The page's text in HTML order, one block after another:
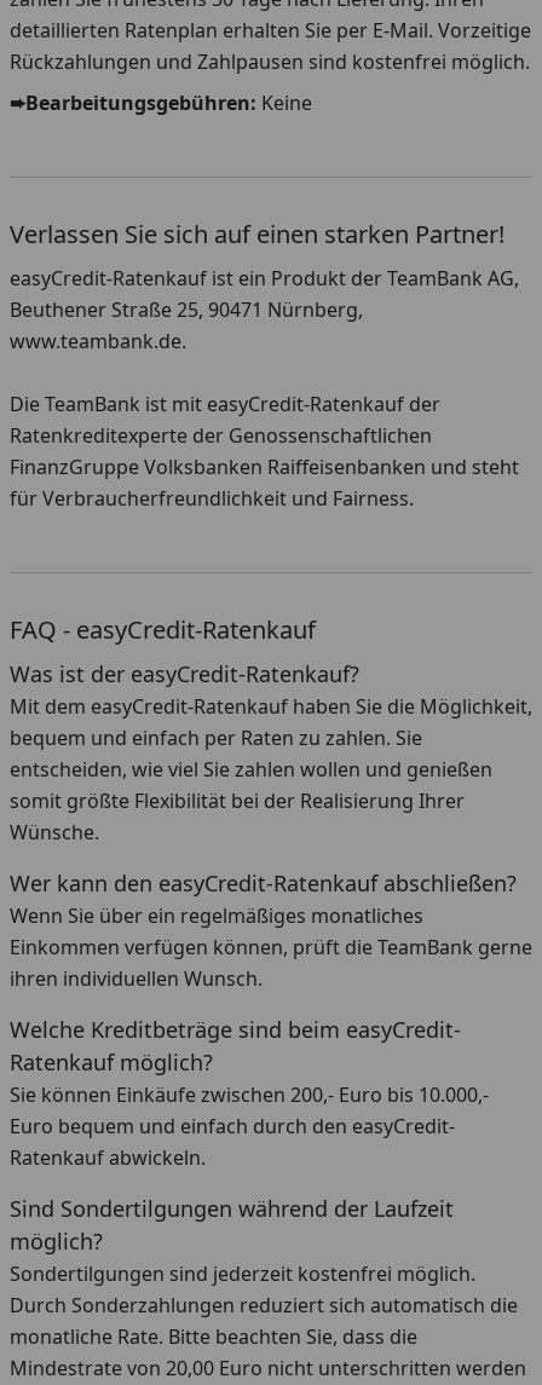
detaillierten Ratenplan erhalten Sie per E-Mail. Vorzeitige
Rückzahlungen und Zahlpausen sind kostenfrei möglich.
➨Bearbeitungsgebühren: Keine
Verlassen Sie sich auf einen starken Partner!
easyCredit-Ratenkauf ist ein Produkt der TeamBank AG,
Beuthener Straße 25, 90471 Nürnberg,
www.teambank.de.
Die TeamBank ist mit easyCredit-Ratenkauf der
Ratenkreditexperte der Genossenschaftlichen
FinanzGruppe Volksbanken Raiffeisenbanken und steht
für Verbraucherfreundlichkeit und Fairness.
FAQ - easyCredit-Ratenkauf
Was ist der easyCredit-Ratenkauf?
Mit dem easyCredit-Ratenkauf haben Sie die Möglichkeit,
bequem und einfach per Raten zu zahlen. Sie
entscheiden, wie viel Sie zahlen wollen und genießen
somit größte Flexibilität bei der Realisierung Ihrer
Wünsche.
Wer kann den easyCredit-Ratenkauf abschließen?
Wenn Sie über ein regelmäßiges monatliches
Einkommen verfügen können, prüft die TeamBank gerne
ihren individuellen Wunsch.
Welche Kreditbeträge sind beim easyCredit-
Ratenkauf möglich?
Sie können Einkäufe zwischen 200,- Euro bis 10.000,-
Euro bequem und einfach durch den easyCredit-
Ratenkauf abwickeln.
Sind Sondertilgungen während der Laufzeit
möglich?
Sondertilgungen sind jederzeit kostenfrei möglich.
Durch Sonderzahlungen reduziert sich automatisch die
monatliche Rate. Bitte beachten Sie, dass die
Mindestrate von 20,00 Euro nicht unterschritten werden